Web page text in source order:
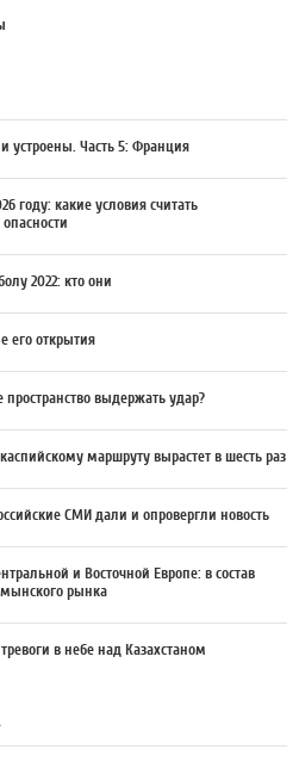
устроены. Часть 5: Франция
году: какие условия считать
2022: кто они
его открытия
пространство выдержать удар?
маршруту вырастет в шесть раз
СМИ дали и опровергли новость
и Восточной Европе: в состав
рынка
в небе над Казахстаном